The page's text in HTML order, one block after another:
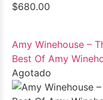
$680.00
Amy Winehouse –
Best Of Amy
Agotado